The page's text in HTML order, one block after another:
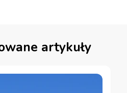
artykuły